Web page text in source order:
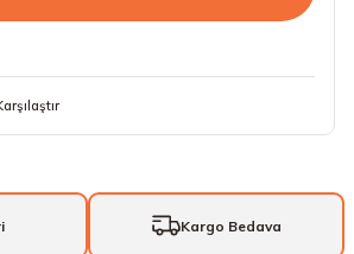
Kargo Bedava